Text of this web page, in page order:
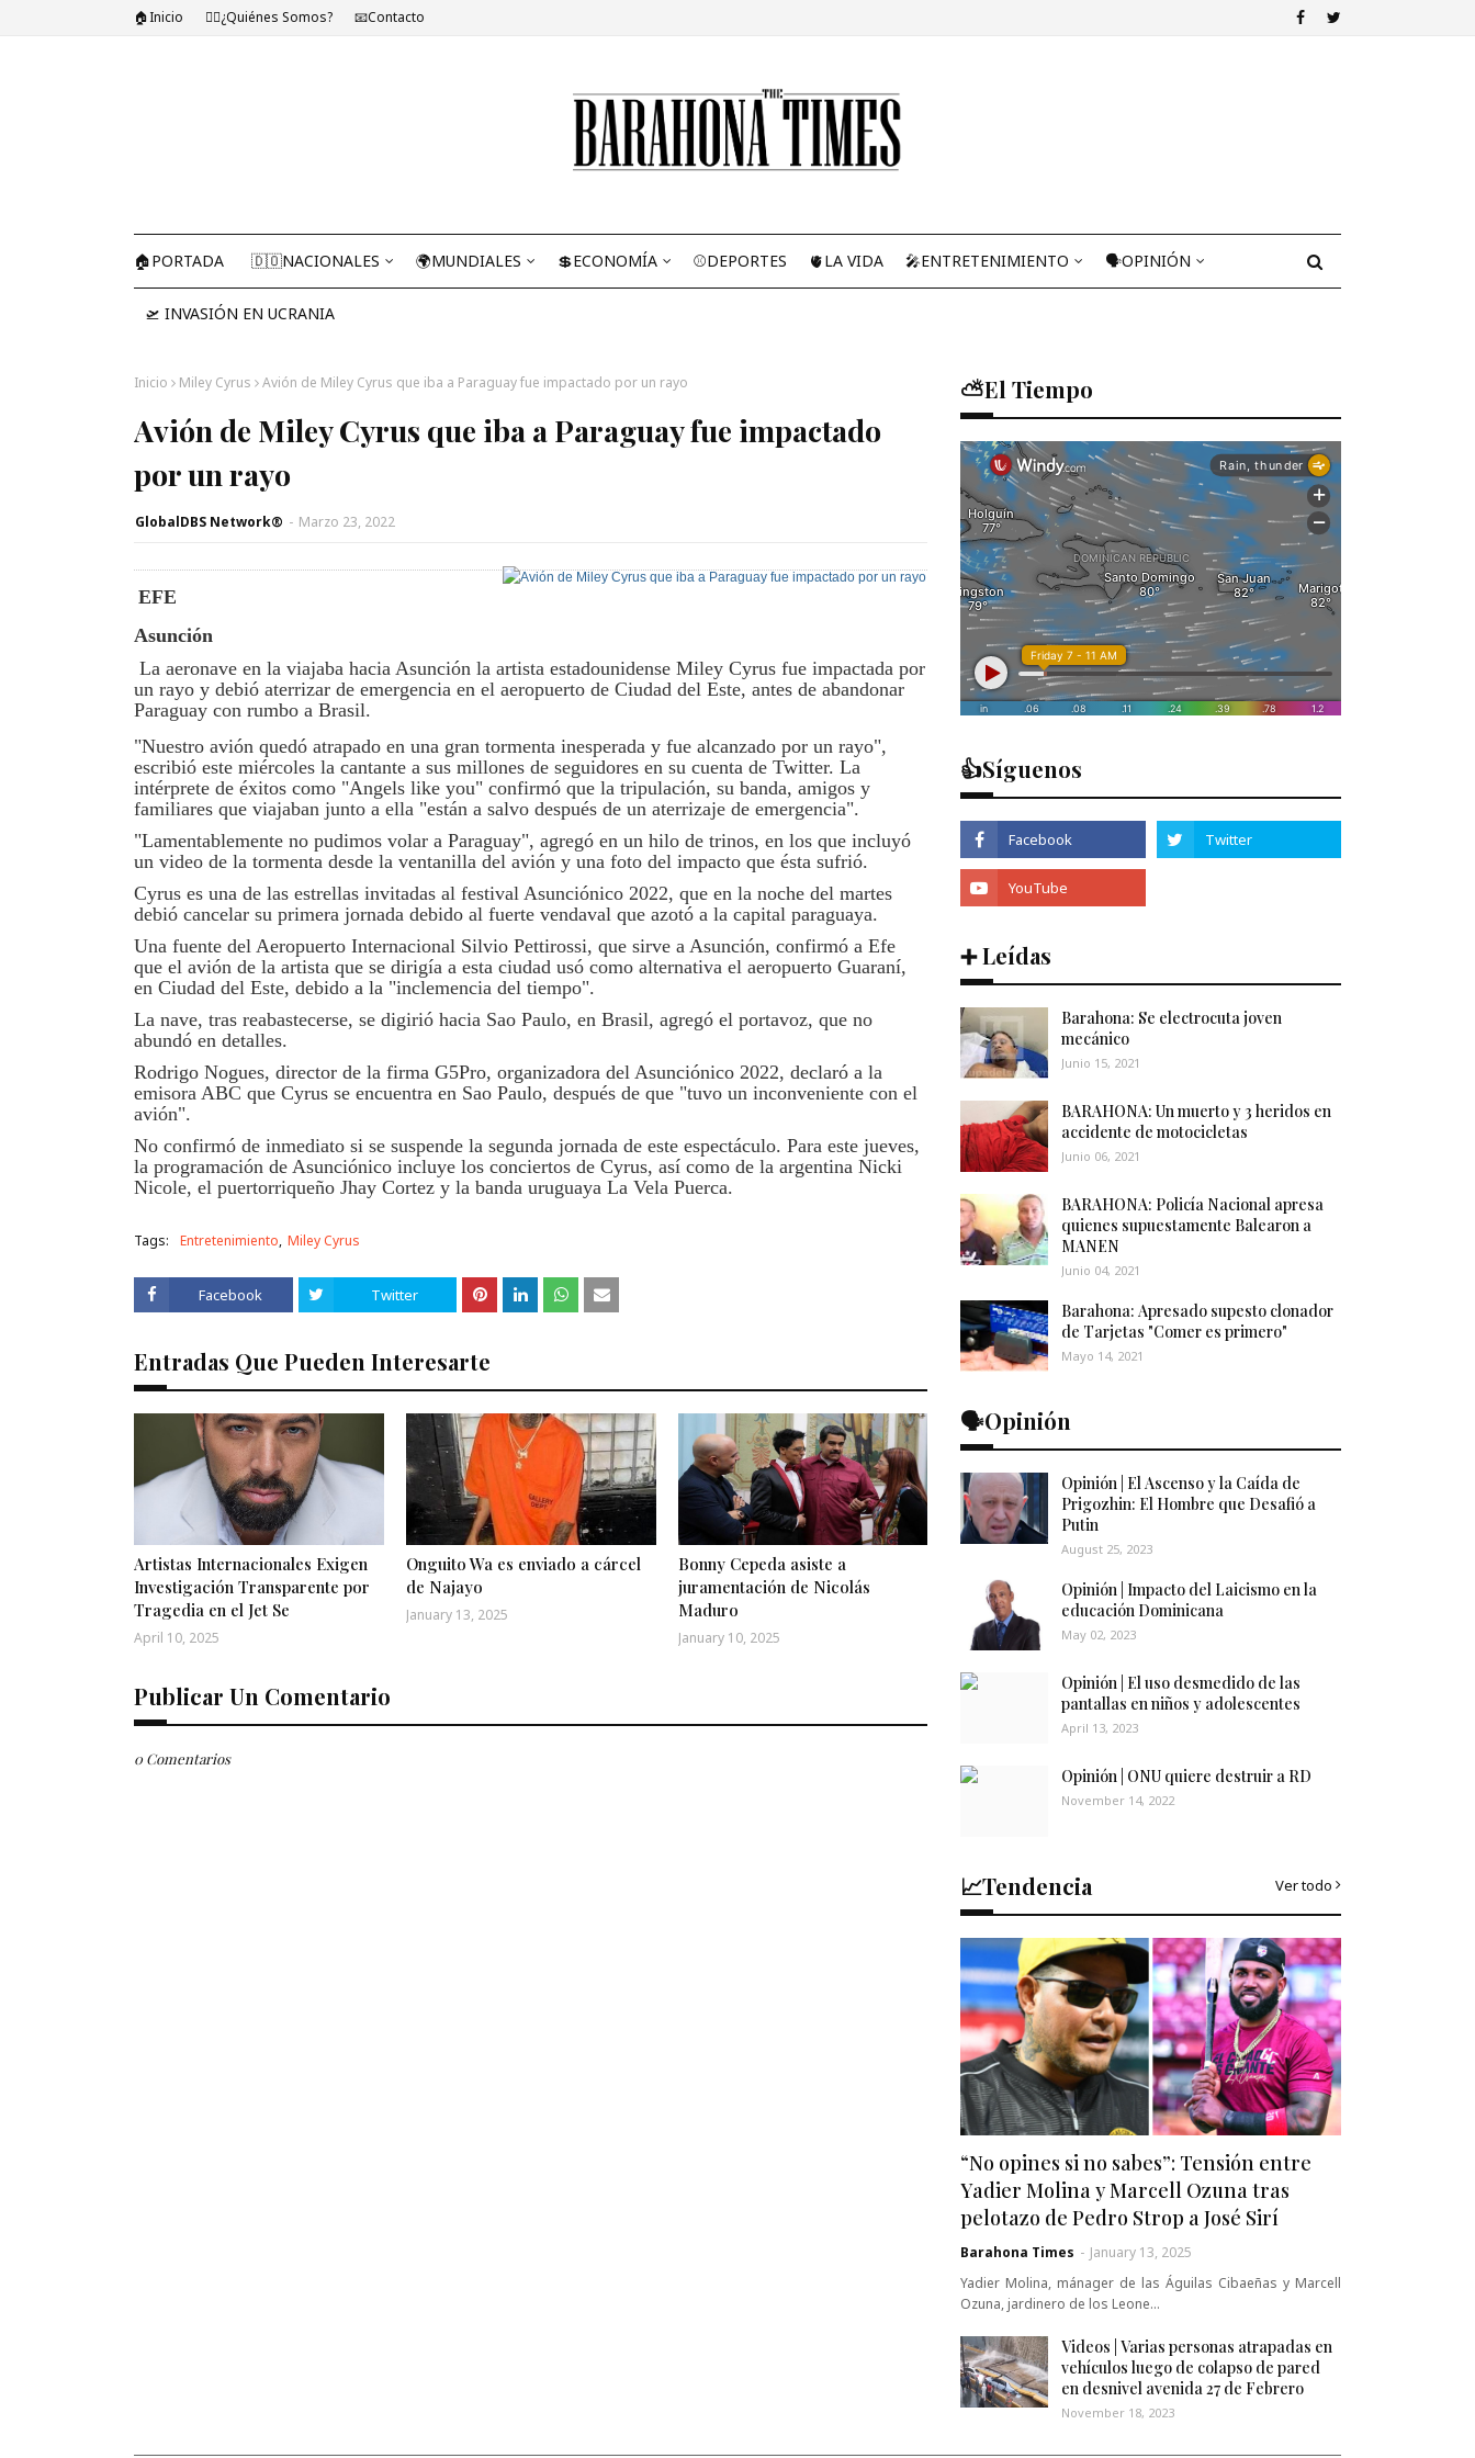
🏠Inicio 🤷‍♂️¿Quiénes Somos? 📧Contacto
🏠PORTADA 🇩🇴NACIONALES 🌍MUNDIALES 💲ECONOMÍA ⚾DEPORTES 🫀LA VIDA 🎤ENTRETENIMIENTO 🗣OPINIÓN
🛫 INVASIÓN EN UCRANIA
Inicio Miley Cyrus Avión de Miley Cyrus que iba a Paraguay fue impactado por un rayo
Avión de Miley Cyrus que iba a Paraguay fue impactado
por un rayo
GlobalDBS Network® - Marzo 23, 2022
EFE
Asunción
La aeronave en la viajaba hacia Asunción la artista estadounidense Miley Cyrus fue impactada por
un rayo y debió aterrizar de emergencia en el aeropuerto de Ciudad del Este, antes de abandonar
Paraguay con rumbo a Brasil.
"Nuestro avión quedó atrapado en una gran tormenta inesperada y fue alcanzado por un rayo",
escribió este miércoles la cantante a sus millones de seguidores en su cuenta de Twitter. La
intérprete de éxitos como "Angels like you" confirmó que la tripulación, su banda, amigos y
familiares que viajaban junto a ella "están a salvo después de un aterrizaje de emergencia".
"Lamentablemente no pudimos volar a Paraguay", agregó en un hilo de trinos, en los que incluyó
un video de la tormenta desde la ventanilla del avión y una foto del impacto que ésta sufrió.
Cyrus es una de las estrellas invitadas al festival Asunciónico 2022, que en la noche del martes
debió cancelar su primera jornada debido al fuerte vendaval que azotó a la capital paraguaya.
Una fuente del Aeropuerto Internacional Silvio Pettirossi, que sirve a Asunción, confirmó a Efe
que el avión de la artista que se dirigía a esta ciudad usó como alternativa el aeropuerto Guaraní,
en Ciudad del Este, debido a la "inclemencia del tiempo".
La nave, tras reabastecerse, se digirió hacia Sao Paulo, en Brasil, agregó el portavoz, que no
abundó en detalles.
Rodrigo Nogues, director de la firma G5Pro, organizadora del Asunciónico 2022, declaró a la
emisora ABC que Cyrus se encuentra en Sao Paulo, después de que "tuvo un inconveniente con el
avión".
No confirmó de inmediato si se suspende la segunda jornada de este espectáculo. Para este jueves,
la programación de Asunciónico incluye los conciertos de Cyrus, así como de la argentina Nicki
Nicole, el puertorriqueño Jhay Cortez y la banda uruguaya La Vela Puerca.
Tags: Entretenimiento Miley Cyrus
Facebook Twitter
Entradas Que Pueden Interesarte
Artistas Internacionales Exigen
Investigación Transparente por
Tragedia en el Jet Se
April 10, 2025
Onguito Wa es enviado a cárcel
de Najayo
January 13, 2025
Bonny Cepeda asiste a
juramentación de Nicolás
Maduro
January 10, 2025
Publicar Un Comentario
0 Comentarios
⛅El Tiempo
👍Síguenos
➕ Leídas
Barahona: Se electrocuta joven
mecánico
Junio 15, 2021
BARAHONA: Un muerto y 3 heridos en
accidente de motocicletas
Junio 06, 2021
BARAHONA: Policía Nacional apresa
quienes supuestamente Balearon a
MANEN
Junio 04, 2021
Barahona: Apresado supesto clonador
de Tarjetas "Comer es primero"
Mayo 14, 2021
🗣️Opinión
Opinión | El Ascenso y la Caída de
Prigozhin: El Hombre que Desafió a
Putin
August 25, 2023
Opinión | Impacto del Laicismo en la
educación Dominicana
May 02, 2023
Opinión | El uso desmedido de las
pantallas en niños y adolescentes
April 13, 2023
Opinión | ONU quiere destruir a RD
November 14, 2022
📈Tendencia Ver todo
“No opines si no sabes”: Tensión entre
Yadier Molina y Marcell Ozuna tras
pelotazo de Pedro Strop a José Sirí
Barahona Times - January 13, 2025
Yadier Molina, mánager de las Águilas Cibaeñas y Marcell
Ozuna, jardinero de los Leone…
Videos | Varias personas atrapadas en
vehículos luego de colapso de pared
en desnivel avenida 27 de Febrero
November 18, 2023